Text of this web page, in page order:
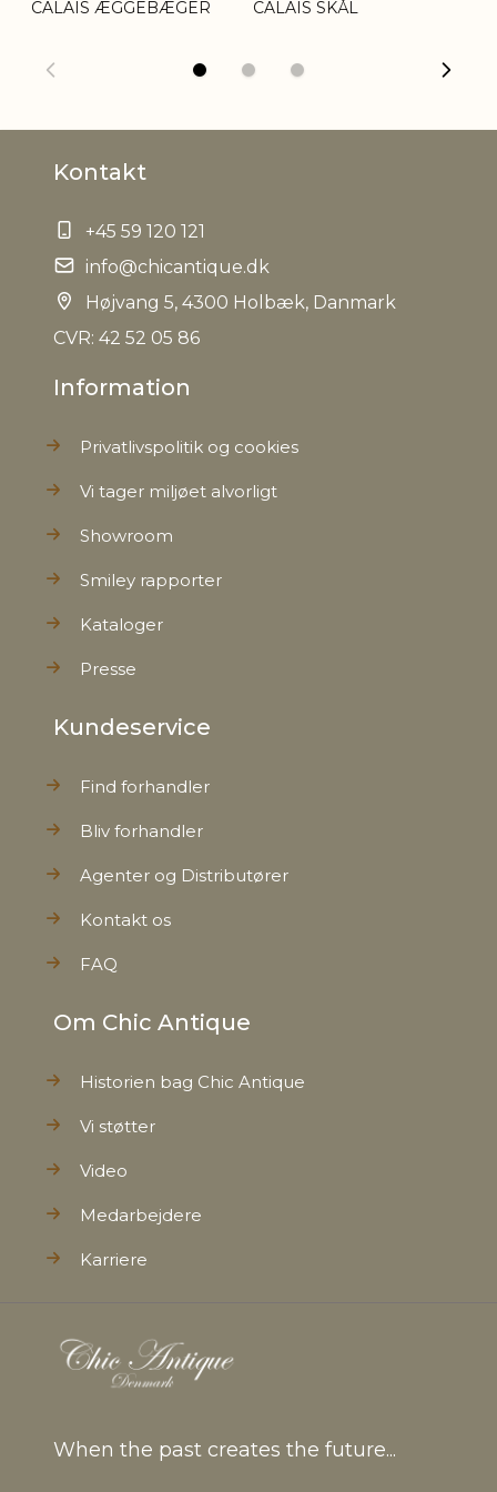
Øvrig
Variation i farve kan
Bruttovægt
Nettovægt
CALAIS ÆGGEBÆGER CALAIS SKÅL
Kontakt
+45 59 120 121
info@chicantique.dk
Højvang 5, 4300 Holbæk, Danmark
CVR: 42 52 05 86
Information
Privatlivspolitik og cookies
Vi tager miljøet alvorligt
Showroom
Smiley rapporter
Kataloger
Presse
Kundeservice
Find forhandler
Bliv forhandler
Agenter og Distributører
Kontakt os
FAQ
Om Chic Antique
Historien bag Chic Antique
Vi støtter
Video
Medarbejdere
Karriere
When the past creates the future...